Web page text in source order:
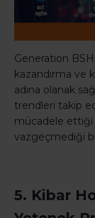
Generation
kazandırma ve
adına olanak
trendleri takip
mücadele ettiği
vazgeçmediği
5. Kibar